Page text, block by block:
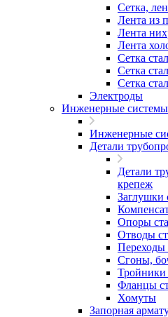
Сетка,
Лента из
Лента
Лента
Сетка
Сетка
Сетка
Электроды
Инженерные системы
Инженерные
Детали
Детали
крепеж
Заглушки
Опоры
Отводы
Переходы
Сгоны,
Тройники
Фланцы
Хомуты
Запорная